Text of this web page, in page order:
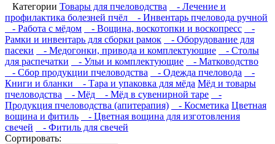
Категории Товары для пчеловодства
- Лечение и
профилактика болезней пчёл
- Инвентарь пчеловода ручной
- Работа с мёдом
- Вощина, воскотопки и воскопресс
-
Рамки и инвентарь для сборки рамок
- Оборудование для
пасеки
- Медогонки, привода и комплектующие
- Столы
для распечатки
- Ульи и комплектующие
- Матководство
- Сбор продукции пчеловодства
- Одежда пчеловода
-
Книги и бланки
- Тара и упаковка для мёда Мёд и товары
пчеловодства
- Мёд - Мёд в сувенирной таре
-
Продукция пчеловодства (апитерапия)
- Косметика Цветная
вощина и фитиль
- Цветная вощина для изготовления
свечей
- Фитиль для свечей
Сортировать: